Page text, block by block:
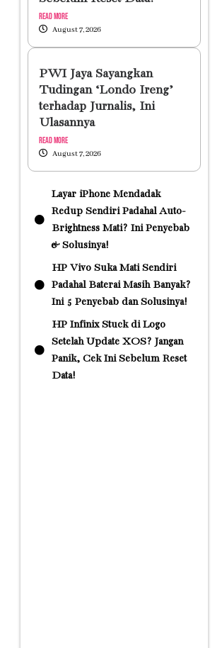
Read More
August 7, 2026
PWI Jaya Sayangkan
Tudingan ‘Londo Ireng’
terhadap Jurnalis, Ini
Ulasannya
Read More
August 7, 2026
Layar iPhone Mendadak
Redup Sendiri Padahal Auto-
Brightness Mati? Ini Penyebab
& Solusinya!
HP Vivo Suka Mati Sendiri
Padahal Baterai Masih Banyak?
Ini 5 Penyebab dan Solusinya!
HP Infinix Stuck di Logo
Setelah Update XOS? Jangan
Panik, Cek Ini Sebelum Reset
Data!